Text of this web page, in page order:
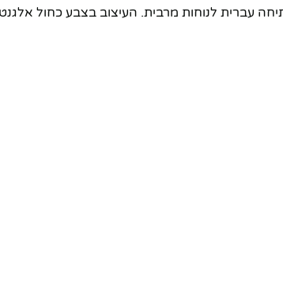
עברית לנוחות מרבית. העיצוב בצבע כחול